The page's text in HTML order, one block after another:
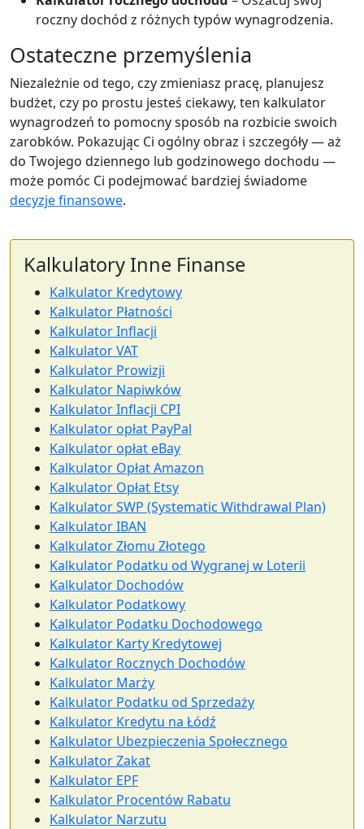
roczny dochód z różnych typów wynagrodzenia.
Ostateczne przemyślenia
Niezależnie od tego, czy zmieniasz pracę, planujesz
budżet, czy po prostu jesteś ciekawy, ten kalkulator
wynagrodzeń to pomocny sposób na rozbicie swoich
zarobków. Pokazując Ci ogólny obraz i szczegóły — aż
do Twojego dziennego lub godzinowego dochodu —
może pomóc Ci podejmować bardziej świadome
decyzje finansowe.
Kalkulatory Inne Finanse
Kalkulator Kredytowy
Kalkulator Płatności
Kalkulator Inflacji
Kalkulator VAT
Kalkulator Prowizji
Kalkulator Napiwków
Kalkulator Inflacji CPI
Kalkulator opłat PayPal
Kalkulator opłat eBay
Kalkulator Opłat Amazon
Kalkulator Opłat Etsy
Kalkulator SWP (Systematic Withdrawal Plan)
Kalkulator IBAN
Kalkulator Złomu Złotego
Kalkulator Podatku od Wygranej w Loterii
Kalkulator Dochodów
Kalkulator Podatkowy
Kalkulator Podatku Dochodowego
Kalkulator Karty Kredytowej
Kalkulator Rocznych Dochodów
Kalkulator Marży
Kalkulator Podatku od Sprzedaży
Kalkulator Kredytu na Łódź
Kalkulator Ubezpieczenia Społecznego
Kalkulator Zakat
Kalkulator EPF
Kalkulator Procentów Rabatu
Kalkulator Narzutu